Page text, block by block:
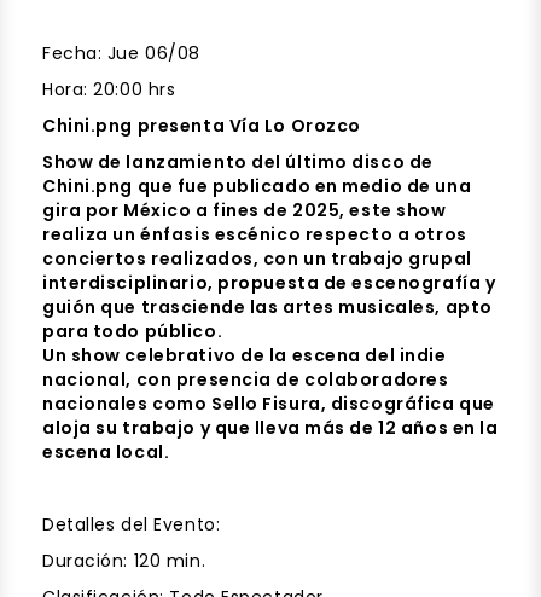
Fecha: Jue 06/08
Hora: 20:00 hrs
Chini.png presenta Vía Lo Orozco
Show de lanzamiento del último disco de
Chini.png que fue publicado en medio de una
gira por México a fines de 2025, este show
realiza un énfasis escénico respecto a otros
conciertos realizados, con un trabajo grupal
interdisciplinario, propuesta de escenografía y
guión que trasciende las artes musicales, apto
para todo público.
Un show celebrativo de la escena del indie
nacional, con presencia de colaboradores
nacionales como Sello Fisura, discográfica que
aloja su trabajo y que lleva más de 12 años en la
escena local.
Detalles del Evento:
Duración: 120 min.